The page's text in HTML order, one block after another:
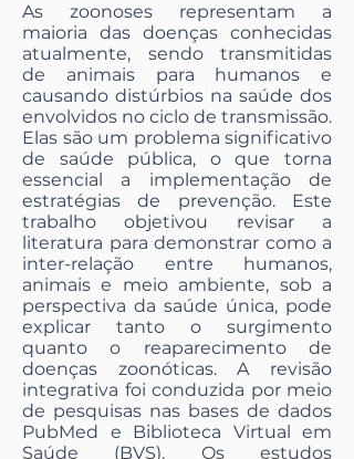
As zoonoses representam a
maioria das doenças conhecidas
atualmente, sendo transmitidas
de animais para humanos e
causando distúrbios na saúde dos
envolvidos no ciclo de transmissão.
Elas são um problema significativo
de saúde pública, o que torna
essencial a implementação de
estratégias de prevenção. Este
trabalho objetivou revisar a
literatura para demonstrar como a
inter-relação entre humanos,
animais e meio ambiente, sob a
perspectiva da saúde única, pode
explicar tanto o surgimento
quanto o reaparecimento de
doenças zoonóticas. A revisão
integrativa foi conduzida por meio
de pesquisas nas bases de dados
PubMed e Biblioteca Virtual em
Saúde (BVS). Os estudos